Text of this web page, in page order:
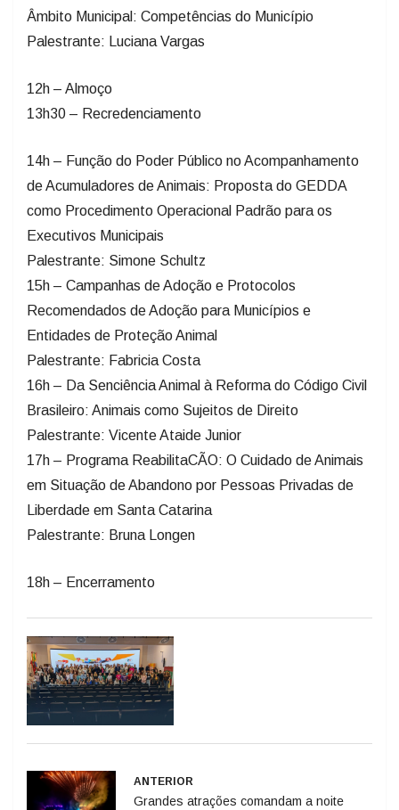
Âmbito Municipal: Competências do Município
Palestrante: Luciana Vargas
12h – Almoço
13h30 – Recredenciamento
14h – Função do Poder Público no Acompanhamento
de Acumuladores de Animais: Proposta do GEDDA
como Procedimento Operacional Padrão para os
Executivos Municipais
Palestrante: Simone Schultz
15h – Campanhas de Adoção e Protocolos
Recomendados de Adoção para Municípios e
Entidades de Proteção Animal
Palestrante: Fabricia Costa
16h – Da Senciência Animal à Reforma do Código Civil
Brasileiro: Animais como Sujeitos de Direito
Palestrante: Vicente Ataide Junior
17h – Programa ReabilitaCÃO: O Cuidado de Animais
em Situação de Abandono por Pessoas Privadas de
Liberdade em Santa Catarina
Palestrante: Bruna Longen
18h – Encerramento
ANTERIOR
Grandes atrações comandam a noite